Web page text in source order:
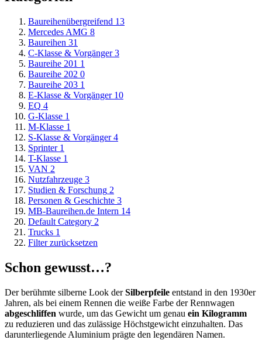
Baureihenübergreifend 13
Mercedes AMG 8
Baureihen 31
C-Klasse & Vorgänger 3
Baureihe 201 1
Baureihe 202 0
Baureihe 203 1
E-Klasse & Vorgänger 10
EQ 4
G-Klasse 1
M-Klasse 1
S-Klasse & Vorgänger 4
Sprinter 1
T-Klasse 1
VAN 2
Nutzfahrzeuge 3
Studien & Forschung 2
Personen & Geschichte 3
MB-Baureihen.de Intern 14
Default Category 2
Trucks 1
Filter zurücksetzen
Schon gewusst…?
Der berühmte silberne Look derSilberpfeile entstand in den 1930er
Jahren, als bei einem Rennen die weiße Farbe der Rennwagen
abgeschliffen wurde, um das Gewicht um genau ein Kilogramm
zu reduzieren und das zulässige Höchstgewicht einzuhalten. Das
darunterliegende Aluminium prägte den legendären Namen.